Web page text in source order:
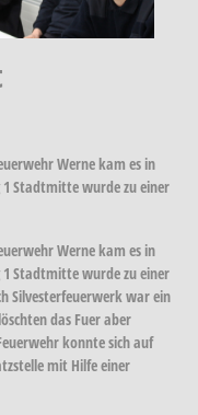
Werne kam es in
1 Stadtmitte wurde zu einer
Werne kam es in
1 Stadtmitte wurde zu einer
Silvesterfeuerwerk war ein
das Fuer aber
konnte sich auf
mit Hilfe einer